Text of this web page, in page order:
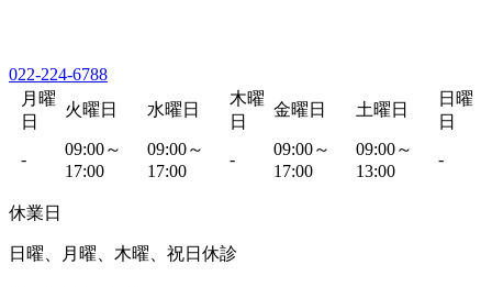
022-224-6788
月曜
日
火曜日 水曜日
木曜
日
金曜日 土曜日
日曜
日
-
09:00～
17:00
09:00～
17:00
-
09:00～
17:00
09:00～
13:00
-
休業日
日曜、月曜、木曜、祝日休診